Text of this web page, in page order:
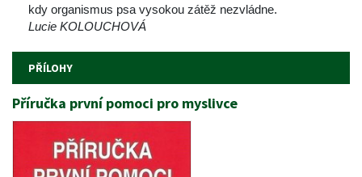
kdy organismus psa vysokou zátěž nezvládne.
Lucie KOLOUCHOVÁ
PŘÍLOHY
Příručka první pomoci pro myslivce